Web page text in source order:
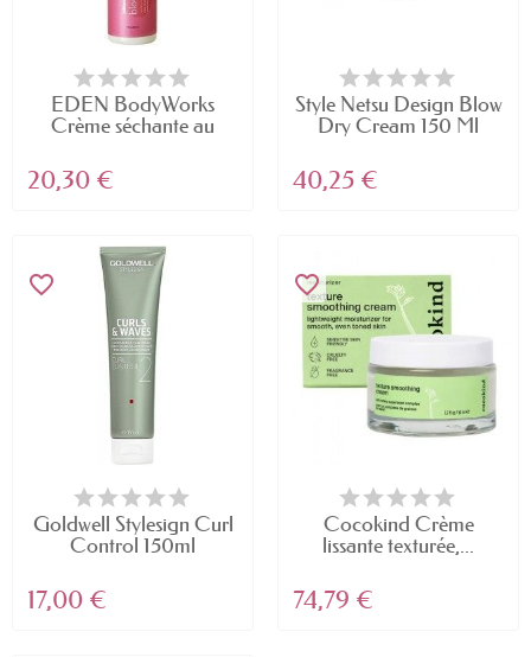
EDEN BodyWorks
Crème séchante au
20,30 €
Style Netsu Design Blow
Dry Cream 150 Ml
40,25 €
favorite_border
Goldwell Stylesign Curl
Control 150ml
17,00 €
favorite_border
Cocokind Crème
lissante texturée,...
74,79 €